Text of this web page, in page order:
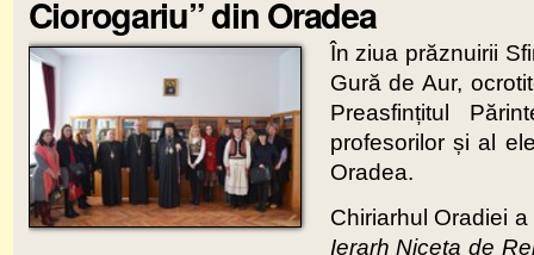
la
navigare
Ciorogariu” din Oradea
În ziua prăznuirii
Gură de Aur,
Preasfințitul
profesorilor și al
Oradea.
Chiriarhul Oradiei
Ierarh Niceta de